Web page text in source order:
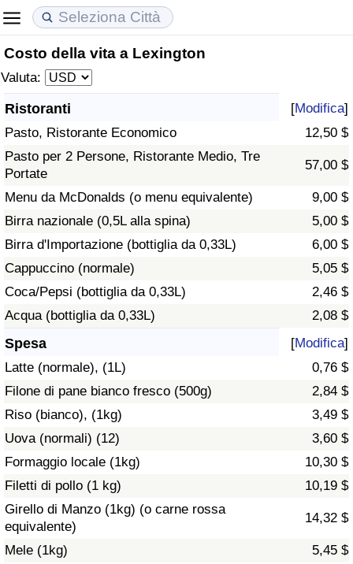
Costo della vita a Lexington
Valuta:
Ristoranti [Modifica]
Pasto, Ristorante Economico
12,50 $
Pasto per 2 Persone, Ristorante Medio, Tre
Portate
57,00 $
Menu da McDonalds (o menu equivalente)
9,00 $
Birra nazionale (0,5L alla spina)
5,00 $
Birra d'Importazione (bottiglia da 0,33L)
6,00 $
Cappuccino (normale)
5,05 $
Coca/Pepsi (bottiglia da 0,33L)
2,46 $
Acqua (bottiglia da 0,33L)
2,08 $
Spesa [Modifica]
Latte (normale), (1L)
0,76 $
Filone di pane bianco fresco (500g)
2,84 $
Riso (bianco), (1kg)
3,49 $
Uova (normali) (12)
3,60 $
Formaggio locale (1kg)
10,30 $
Filetti di pollo (1 kg)
10,19 $
Girello di Manzo (1kg) (o carne rossa
equivalente)
14,32 $
Mele (1kg)
5,45 $
Costo della vita
Indice Del Costo Della Vita (corrente)
Indice Del Costo Della Vita
Indice del Costo della Vita per Nazione
ad Aqaba
Prezzi degli immobili
Indice del Prezzo delle Case (Corrente)
Indice del Prezzo delle Case
Indice del Prezzo delle Case per Nazione
Qualità della Vita
Indice della Qualità della Vita
Indice della Qualità della Vita (Corrente)
Indice della qualità della vita per Paese
Criminalità
Indice del Tasso di Criminalità (Corrente)
Indice della Criminalità
Indice di criminalità per paese
Indice dell’Assistenza Sanitaria (Corrente)
Indice dell’Assistenza Sanitaria
Indice dell’Assistenza Sanitaria per
Nazione
Inquinamento